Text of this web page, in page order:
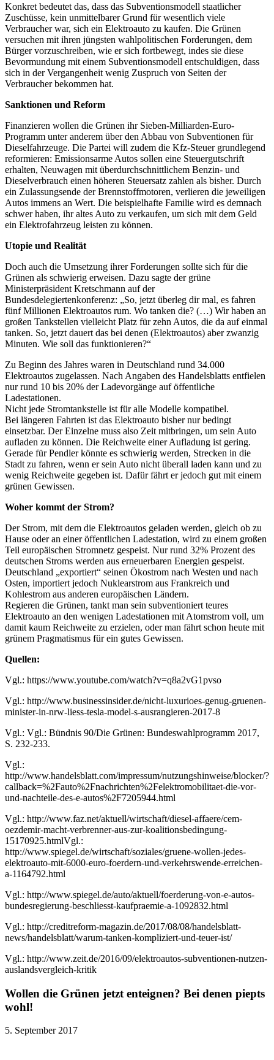
Konkret bedeutet das, dass das Subventionsmodell staatlicher
Zuschüsse, kein unmittelbarer Grund für wesentlich viele
Verbraucher war, sich ein Elektroauto zu kaufen. Die Grünen
versuchen mit ihren jüngsten wahlpolitischen Forderungen, dem
Bürger vorzuschreiben, wie er sich fortbewegt, indes sie diese
Bevormundung mit einem Subventionsmodell entschuldigen, dass
sich in der Vergangenheit wenig Zuspruch von Seiten der
Verbraucher bekommen hat.
Sanktionen und Reform
Finanzieren wollen die Grünen ihr Sieben-Milliarden-Euro-
Programm unter anderem über den Abbau von Subventionen für
Dieselfahrzeuge. Die Partei will zudem die Kfz-Steuer grundlegend
reformieren: Emissionsarme Autos sollen eine Steuergutschrift
erhalten, Neuwagen mit überdurchschnittlichem Benzin- und
Dieselverbrauch einen höheren Steuersatz zahlen als bisher. Durch
ein Zulassungsende der Brennstoffmotoren, verlieren die jeweiligen
Autos immens an Wert. Die beispielhafte Familie wird es demnach
schwer haben, ihr altes Auto zu verkaufen, um sich mit dem Geld
ein Elektrofahrzeug leisten zu können.
Utopie und Realität
Doch auch die Umsetzung ihrer Forderungen sollte sich für die
Grünen als schwierig erweisen. Dazu sagte der grüne
Ministerpräsident Kretschmann auf der
Bundesdelegiertenkonferenz: „So, jetzt überleg dir mal, es fahren
fünf Millionen Elektroautos rum. Wo tanken die? (…) Wir haben an
großen Tankstellen vielleicht Platz für zehn Autos, die da auf einmal
tanken. So, jetzt dauert das bei denen (Elektroautos) aber zwanzig
Minuten. Wie soll das funktionieren?“
Zu Beginn des Jahres waren in Deutschland rund 34.000
Elektroautos zugelassen. Nach Angaben des Handelsblatts entfielen
nur rund 10 bis 20% der Ladevorgänge auf öffentliche
Ladestationen.
Nicht jede Stromtankstelle ist für alle Modelle kompatibel.
Bei längeren Fahrten ist das Elektroauto bisher nur bedingt
einsetzbar. Der Einzelne muss also Zeit mitbringen, um sein Auto
aufladen zu können. Die Reichweite einer Aufladung ist gering.
Gerade für Pendler könnte es schwierig werden, Strecken in die
Stadt zu fahren, wenn er sein Auto nicht überall laden kann und zu
wenig Reichweite gegeben ist. Dafür fährt er jedoch gut mit einem
grünen Gewissen.
Woher kommt der Strom?
Der Strom, mit dem die Elektroautos geladen werden, gleich ob zu
Hause oder an einer öffentlichen Ladestation, wird zu einem großen
Teil europäischen Stromnetz gespeist. Nur rund 32% Prozent des
deutschen Stroms werden aus erneuerbaren Energien gespeist.
Deutschland „exportiert“ seinen Ökostrom nach Westen und nach
Osten, importiert jedoch Nuklearstrom aus Frankreich und
Kohlestrom aus anderen europäischen Ländern.
Regieren die Grünen, tankt man sein subventioniert teures
Elektroauto an den wenigen Ladestationen mit Atomstrom voll, um
damit kaum Reichweite zu erzielen, oder man fährt schon heute mit
grünem Pragmatismus für ein gutes Gewissen.
Quellen:
Vgl.: https://www.youtube.com/watch?v=q8a2vG1pvso
Vgl.: http://www.businessinsider.de/nicht-luxurioes-genug-gruenen-
minister-in-nrw-liess-tesla-model-s-ausrangieren-2017-8
Vgl.: Vgl.: Bündnis 90/Die Grünen: Bundeswahlprogramm 2017,
S. 232-233.
Vgl.:
http://www.handelsblatt.com/impressum/nutzungshinweise/blocker/?
callback=%2Fauto%2Fnachrichten%2Felektromobilitaet-die-vor-
und-nachteile-des-e-autos%2F7205944.html
Vgl.: http://www.faz.net/aktuell/wirtschaft/diesel-affaere/cem-
oezdemir-macht-verbrenner-aus-zur-koalitionsbedingung-
15170925.htmlVgl.:
http://www.spiegel.de/wirtschaft/soziales/gruene-wollen-jedes-
elektroauto-mit-6000-euro-foerdern-und-verkehrswende-erreichen-
a-1164792.html
Vgl.: http://www.spiegel.de/auto/aktuell/foerderung-von-e-autos-
bundesregierung-beschliesst-kaufpraemie-a-1092832.html
Vgl.: http://creditreform-magazin.de/2017/08/08/handelsblatt-
news/handelsblatt/warum-tanken-kompliziert-und-teuer-ist/
Vgl.: http://www.zeit.de/2016/09/elektroautos-subventionen-nutzen-
auslandsvergleich-kritik
Wollen die Grünen jetzt enteignen? Bei denen piepts
wohl!
5. September 2017